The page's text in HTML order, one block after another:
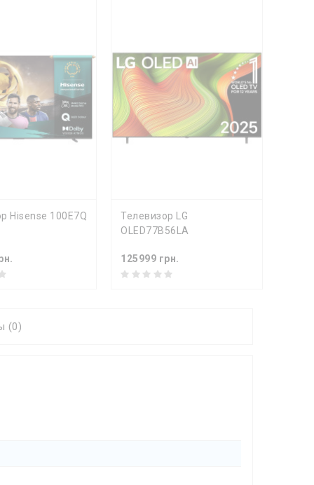
Hisense 100E7Q КУПИТЬ
Телевизор LG
OLED77B56LA
125999 грн.
(0)